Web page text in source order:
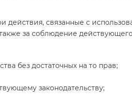
действия, связанные с
за соблюдение действующего
без достаточных на то прав;
законодательству;